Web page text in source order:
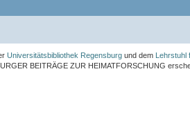
Universitätsbibliothek Regensburg und dem Lehrstuhl
BEITRÄGE ZUR HEIMATFORSCHUNG